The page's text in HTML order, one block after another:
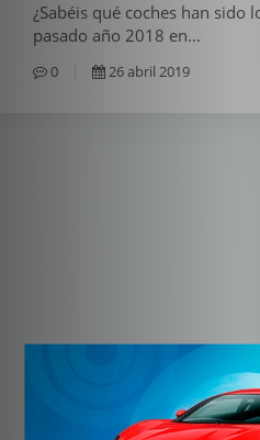
¿Sabéis qué coches han sido
pasado año 2018 en...
0 26 abril 2019